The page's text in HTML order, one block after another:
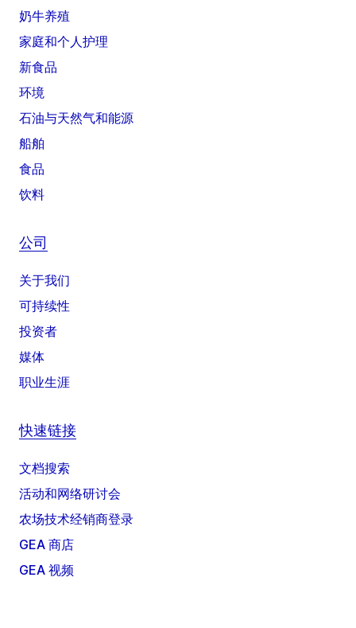
奶牛养殖
家庭和个人护理
新食品
环境
石油与天然气和能源
船舶
食品
饮料
公司
关于我们
可持续性
投资者
媒体
职业生涯
快速链接
文档搜索
活动和网络研讨会
农场技术经销商登录
GEA 商店
GEA 视频